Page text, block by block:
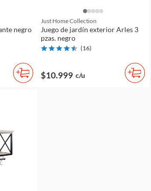
negro
Just Home Collection
Juego de jardín exterior Arles 3
pzas. negro
(16)
$10.999 c/u